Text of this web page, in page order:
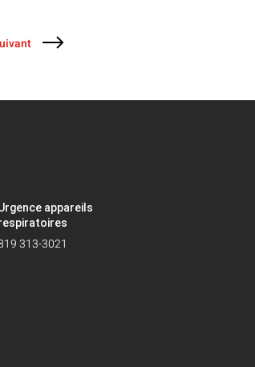
appareils
313-3021